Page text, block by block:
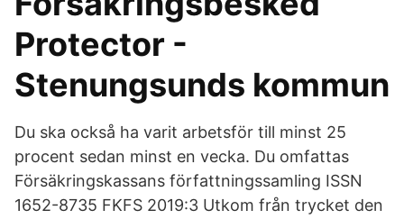
Protector -
Stenungsunds kommun
Du ska också ha varit arbetsför till minst 25
procent sedan minst en vecka. Du omfattas
Försäkringskassans författningssamling ISSN
1652-8735 FKFS 2019:3 Utkom från trycket den